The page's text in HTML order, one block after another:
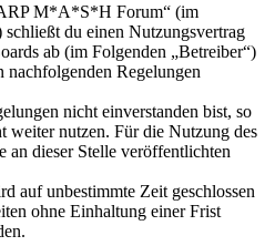
M*A*S*H Forum“ (im
schließt du einen Nutzungsvertrag
ab (im Folgenden „Betreiber“)
nachfolgenden Regelungen
nicht einverstanden bist, so
weiter nutzen. Für die Nutzung des
an dieser Stelle veröffentlichten
auf unbestimmte Zeit geschlossen
ohne Einhaltung einer Frist